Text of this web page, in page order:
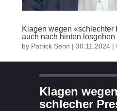
Klagen wegen «schlechter
auch nach hinten losgehen
by Patrick Senn | 30.11.2024|
Klagen wegen
schlecher